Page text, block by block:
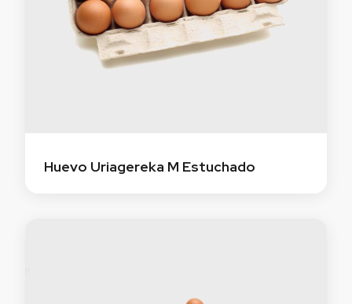
Huevo Uriagereka M Estuchado